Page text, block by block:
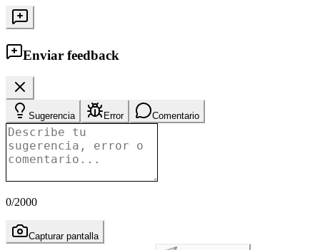
Enviar feedback
Sugerencia Error Comentario
0/2000
Capturar pantalla